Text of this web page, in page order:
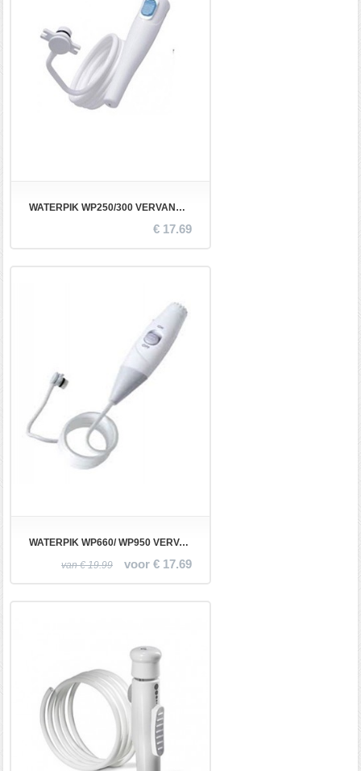
WATERPIK WP250/300 VERVANGINGS HANDLE KIT NANO
€ 17.69
WATERPIK WP660/ WP950 VERVANGINGS HANDLE KIT
van € 19.99
voor € 17.69